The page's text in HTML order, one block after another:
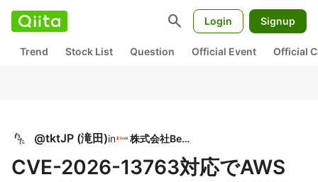
search Login Signup
Trend Stock List Question Official Event Official
@tktJP (滝田)in 株式会社BeeX
CVE-2026-13763対応でAWS